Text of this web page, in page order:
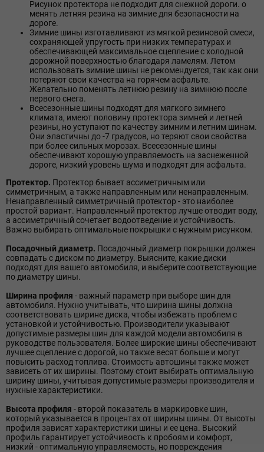
Рисунок протектора не подходит для снежной дороги. о
менять летняя резина на зимние для безопасности на
дороге.
Зимние шины изготавливают из мягкой резиновой смеси,
сохраняющей упругость при низких температурах и
обеспечивающей максимальное сцепление с холодной
дорожной поверхностью благодаря ламелям. Летом
использовать зимние шины не рекомендуется, так как они
потеряют свои качества на горячем асфальте.
Желательно поменять летнюю резину на зимнюю после
первого снега.
Всесезонные шины подходят для мягкого зимнего
климата, имеют половину протектора зимней и летней
резины, но уступают по качеству зимним и летним шинам.
Они эластичны до -7 градусов, но теряют свои свойства
при более сильных морозах. Всесезонные шины
обеспечивают хорошую управляемость на заснеженной
дороге, низкий уровень шума и подходят для асфальта.
Протектор. Протектор бывает ассиметричным или
симметричным, а также направленным или ненаправленным.
Ненаправленный симметричный протектор - это наиболее
простой вариант. Направленный протектор лучше отводит воду,
а ассиметричный сочетает водоотведение и устойчивость.
Важно выбирать оптимальные покрышки с нужным рисунком.
Посадочный диаметр. Посадочный диаметр покрышки должен
совпадать с диском по диаметру. Выясните, какие диски
подходят для вашего автомобиля, и выберите соответствующие
по диаметру шины.
Ширина профиля - важный параметр при выборе шин для
автомобиля. Нужно учитывать, что ширина шины должна
соответствовать ширине диска, чтобы избежать проблем с
установкой и устойчивостью. Производители указывают
допустимые размеры шин для каждой модели автомобиля в
руководстве пользователя. Более широкие шины обеспечивают
лучшее сцепление с дорогой, но также весят больше и могут
повысить расход топлива. Стоимость автошины также может
зависеть от их ширины. Поэтому стоит выбирать оптимальную
ширину шины, учитывая допустимые размеры производителя и
нужные характеристики.
Высота профиля - второй показатель в маркировке шин,
который указывается в процентах от ширины шины. От высоты
профиля зависят характеристики шины и ее цена. Высокий
профиль гарантирует устойчивость к пробоям и комфорт,
низкий - оптимальную управляемость, но повреждения